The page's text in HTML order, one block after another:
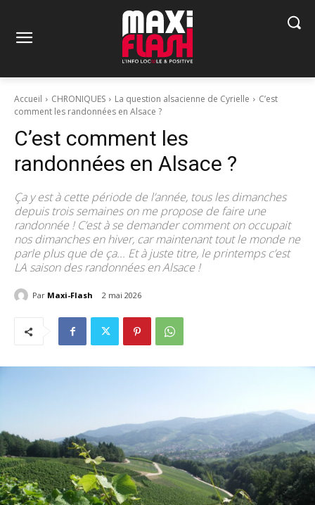
Accueil CHRONIQUES La question alsacienne de Cyrielle
C’est
comment les randonnées en Alsace ?
C’est comment les
randonnées en Alsace ?
Ça y est à cette période de l’année, tous les dimanches
depuis trois semaines on me propose de faire une
randonnée ! C’est à se demander comment on occupait
nos dimanches en hiver, car maintenant tout le monde ne
parle plus que de ça... Et à juste titre, le printemps c’est
LA saison des randonnées en Alsace !
Par Maxi-Flash 2 mai 2026